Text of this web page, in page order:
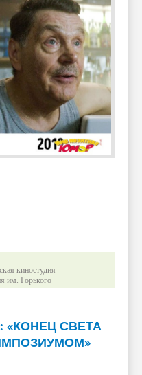
киностудия
им. Горького
«КОНЕЦ СВЕТА